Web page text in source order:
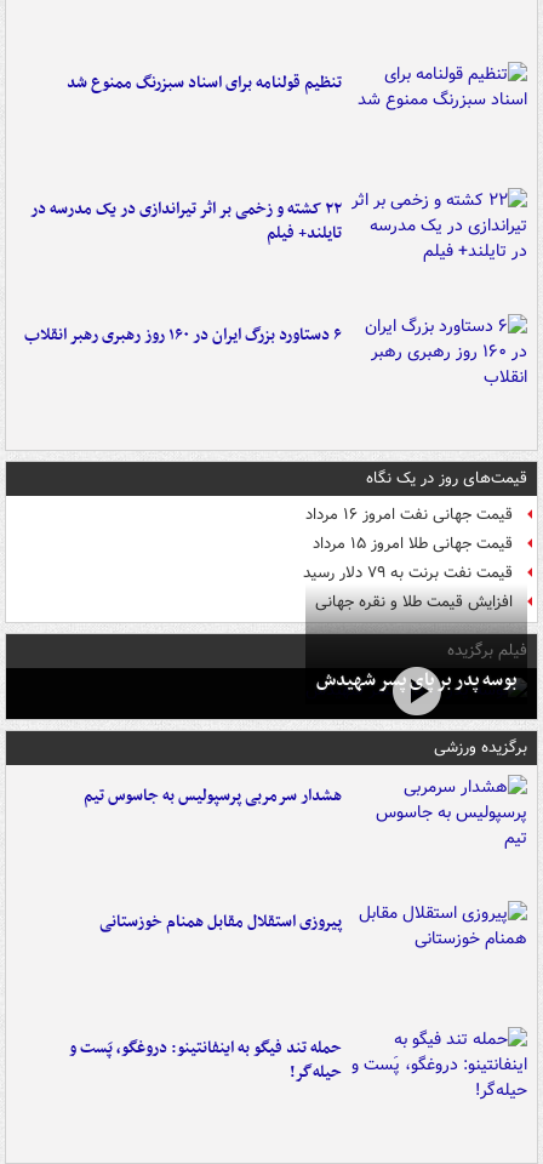
تنظیم قولنامه برای اسناد سبزرنگ ممنوع شد
۲۲ کشته و زخمی بر اثر تیراندازی در یک مدرسه در
تایلند+ فیلم
۶ دستاورد بزرگ ایران در ۱۶۰ روز رهبری رهبر انقلاب
قیمت‌های روز در یک نگاه
قیمت جهانی نفت امروز ۱۶ مرداد
قیمت جهانی طلا امروز ۱۵ مرداد
قیمت نفت برنت به ۷۹ دلار رسید
افزایش قیمت طلا و نقره جهانی
فیلم برگزیده
بوسه‌ پدر بر پای پسر شهیدش
برگزیده ورزشی
هشدار سرمربی پرسپولیس به جاسوس تیم
پیروزی استقلال مقابل همنام خوزستانی
حمله تند فیگو به اینفانتینو: دروغگو، پَست‌ و
حیله‌گر!